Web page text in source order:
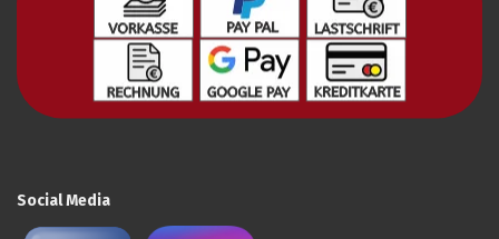
Social Media